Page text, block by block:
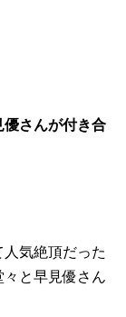
さんが付き合
気絶頂だった
々と早見優さん